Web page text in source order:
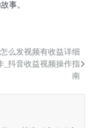
事。
么发视频有收益详细
_抖音收益视频操作指
南